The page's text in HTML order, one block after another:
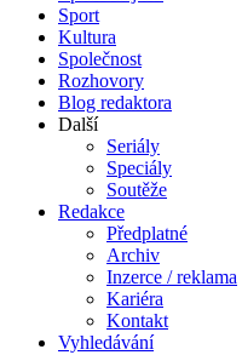
Sport
Kultura
Společnost
Rozhovory
Blog redaktora
Další
Seriály
Speciály
Soutěže
Redakce
Předplatné
Archiv
Inzerce / reklama
Kariéra
Kontakt
Vyhledávání